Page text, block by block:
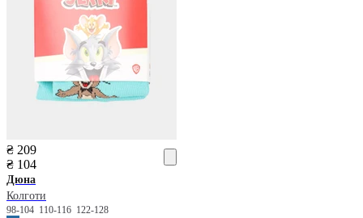
₴ 209
₴ 104
Дюна
Колготи
98-104 110-116 122-128